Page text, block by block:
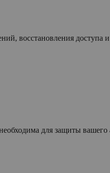
восстановления доступа и
для защиты